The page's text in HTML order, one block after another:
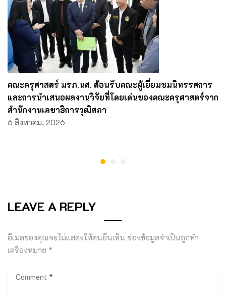
คณะครุศาสตร์ มรภ.นศ. ต้อนรับคณะผู้เยี่ยมชมนิทรรศการ
และการนำเสนอผลงานวิจัยที่โดยเด่นของคณะครุศาสตร์จาก
สำนักงานเลขาธิการวุฒิสภา
6 สิงหาคม, 2026
LEAVE A REPLY
อีเมลของคุณจะไม่แสดงให้คนอื่นเห็น ช่องข้อมูลจำเป็นถูกทำ
เครื่องหมาย *